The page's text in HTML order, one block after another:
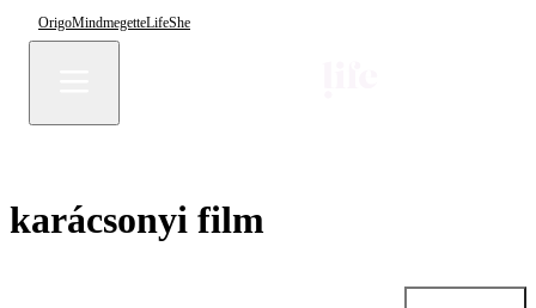
OrigoMindmegetteLifeShe
karácsonyi film